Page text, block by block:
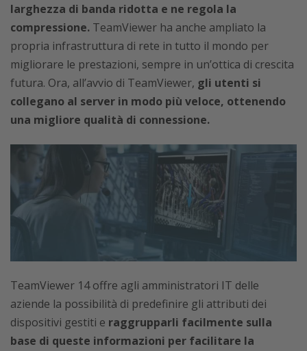
larghezza di banda ridotta e ne regola la
compressione. TeamViewer ha anche ampliato la
propria infrastruttura di rete in tutto il mondo per
migliorare le prestazioni, sempre in un’ottica di crescita
futura. Ora, all’avvio di TeamViewer, gli utenti si
collegano al server in modo più veloce, ottenendo
una migliore qualità di connessione.
TeamViewer 14 offre agli amministratori IT delle
aziende la possibilità di predefinire gli attributi dei
dispositivi gestiti e raggrupparli facilmente sulla
base di queste informazioni per facilitare la